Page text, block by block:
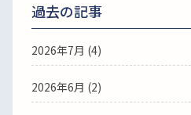
過去の記事
2026年7月 (4)
2026年6月 (2)